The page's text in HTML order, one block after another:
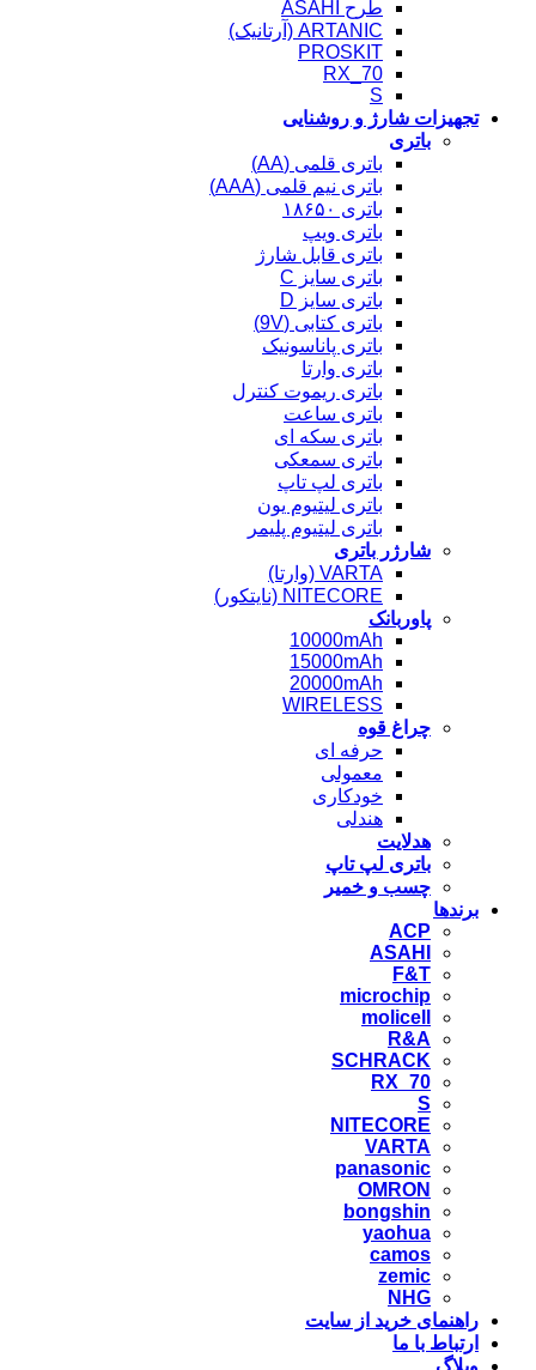
طرح ASAHI
ARTANIC (آرتانیک)
PROSKIT
RX_70
S
تجهیزات شارژ و روشنایی
باتری
باتری قلمی (AA)
باتری نیم قلمی (AAA)
باتری ۱۸۶۵۰
باتری ویپ
باتری قابل شارژ
باتری سایز C
باتری سایز D
باتری کتابی (9V)
باتری پاناسونیک
باتری وارتا
باتری ریموت کنترل
باتری ساعت
باتری سکه ای
باتری سمعکی
باتری لپ تاپ
باتری لیتیوم یون
باتری لیتیوم پلیمر
شارژر باتری
VARTA (وارتا)
NITECORE (نایتکور)
پاوربانک
10000mAh
15000mAh
20000mAh
WIRELESS
چراغ قوه
حرفه ای
معمولی
خودکاری
هندلی
هدلایت
باتری لپ تاپ
چسب و خمیر
برندها
ACP
ASAHI
F&T
microchip
molicell
R&A
SCHRACK
RX_70
S
NITECORE
VARTA
panasonic
OMRON
bongshin
yaohua
camos
zemic
NHG
راهنمای خرید از سایت
ارتباط با ما
وبلاگ